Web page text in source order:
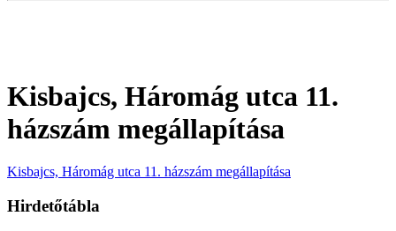
Kisbajcs, Háromág utca 11.
házszám megállapítása
Kisbajcs, Háromág utca 11. házszám megállapítása
Hirdetőtábla